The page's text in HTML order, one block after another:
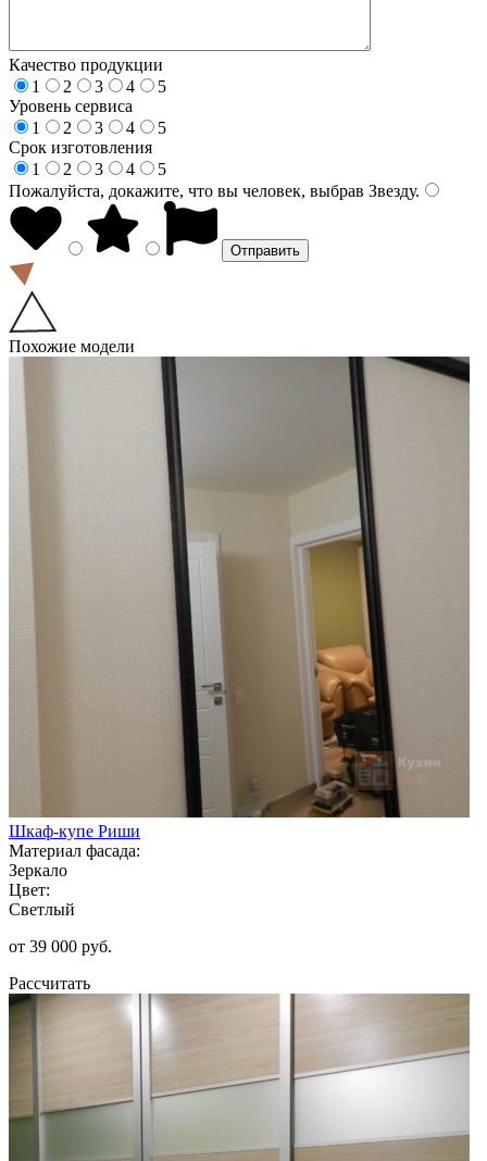
Качество продукции
1
2 3 4
5
Уровень сервиса
1
2 3 4
5
Срок изготовления
1
2 3 4
5
Пожалуйста, докажите, что вы человек, выбрав Звезду.
Похожие модели
Шкаф-купе Риши
Материал фасада:
Зеркало
Цвет:
Светлый
от 39 000 руб.
Рассчитать